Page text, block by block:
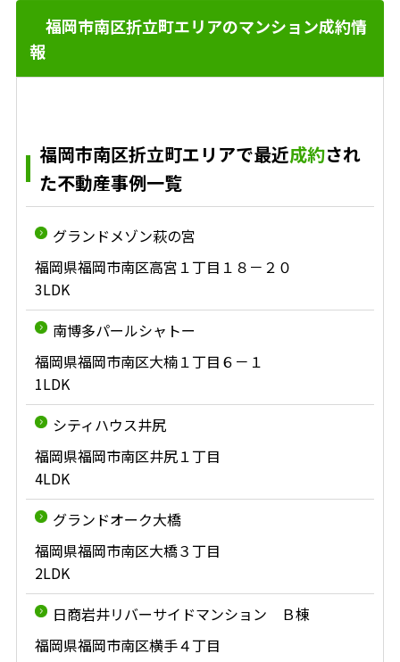
福岡市南区折立町エリアのマンション成約情
報
福岡市南区折立町エリアで最近成約され
た不動産事例一覧
グランドメゾン萩の宮
福岡県福岡市南区高宮１丁目１８－２０
3LDK
南博多パールシャトー
福岡県福岡市南区大楠１丁目６－１
1LDK
シティハウス井尻
福岡県福岡市南区井尻１丁目
4LDK
グランドオーク大橋
福岡県福岡市南区大橋３丁目
2LDK
日商岩井リバーサイドマンション Ｂ棟
福岡県福岡市南区横手４丁目